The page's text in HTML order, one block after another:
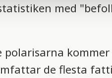
med
de flesta